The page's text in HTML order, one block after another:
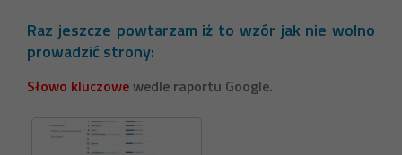
Raz jeszcze powtarzam iż to wzór jak nie wolno
prowadzić strony:
Słowo kluczowewedle raportu Google.